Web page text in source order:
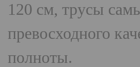
120 см, трусы
превосходного
полноты.